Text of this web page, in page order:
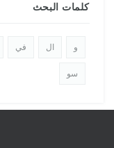
كلمات البحث
و ال في
سو